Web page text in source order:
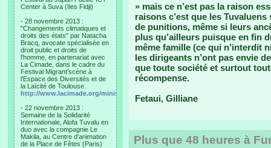
Center à Suva (Iles Fidji)
- 28 novembre 2013 :
"Changements climatiques et
droits des états" par Natacha
Bracq, avocate spécialisée en
droit public et droits de
l'homme, en partenariat avec
La Cimade, dans le cadre du
Festival Migrant'scène à
l'Espace des Diversités et de
la Laïcité de Toulouse.
http://www.lacimade.org/minisites/migrantscene
- 22 novembre 2013 :
Semaine de la Solidarité
Internationale, Alofa Tuvalu en
duo avec la compagnie Le
Makila, au Centre d'animation
de la Place de Fêtes (Paris)
» mais ce n’est pas la raison
raisons c’est que les
de punitions, même si leurs
plus qu’ailleurs puisque en fin
même famille (ce qui n’interdit
les dirigeants n’ont pas envie
que toute société et surtout
récompense.
Fetaui, Gilliane
Plus que 48 heures à